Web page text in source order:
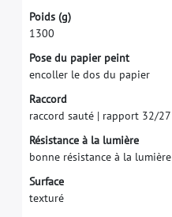
Poids (g)
1300
Pose du papier peint
encoller le dos du papier
Raccord
raccord sauté | rapport 32/27
Résistance à la lumière
bonne résistance à la lumière
Surface
texturé